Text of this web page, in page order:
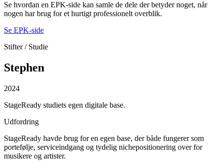
Se hvordan en EPK-side kan samle de dele der betyder noget, når
nogen har brug for et hurtigt professionelt overblik.
Se EPK-side
Stifter / Studie
Stephen
2024
StageReady studiets egen digitale base.
Udfordring
StageReady havde brug for en egen base, der både fungerer som
portefølje, serviceindgang og tydelig nichepositionering over for
musikere og artister.